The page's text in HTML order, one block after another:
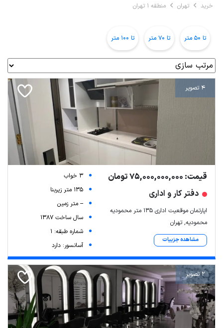
خرید تهران منطقه 1 تهران
تا 50 متر تا 70 متر تا 100 متر
4 تصویر
قیمت: 75,000,000,000 تومان
دفتر کار و اداری
اپارتمان موقعیت اداری ۱۳۵ متر محمودیه
محمودیه, تهران
مشاهده جزییات
3 خواب
135 متر زیربنا
-- متر زمین
سال ساخت 1387
شماره طبقه: 1
آسانسور: دارد
2 تصویر